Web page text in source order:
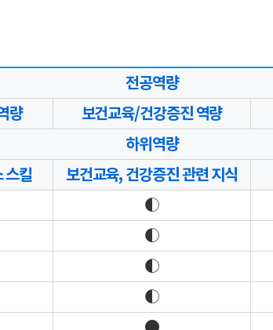
전공역량
량
보건교육/건강증진 역량
하위역량
스킬
보건교육, 건강증진 관련 지식
◐
◐
◐
◐